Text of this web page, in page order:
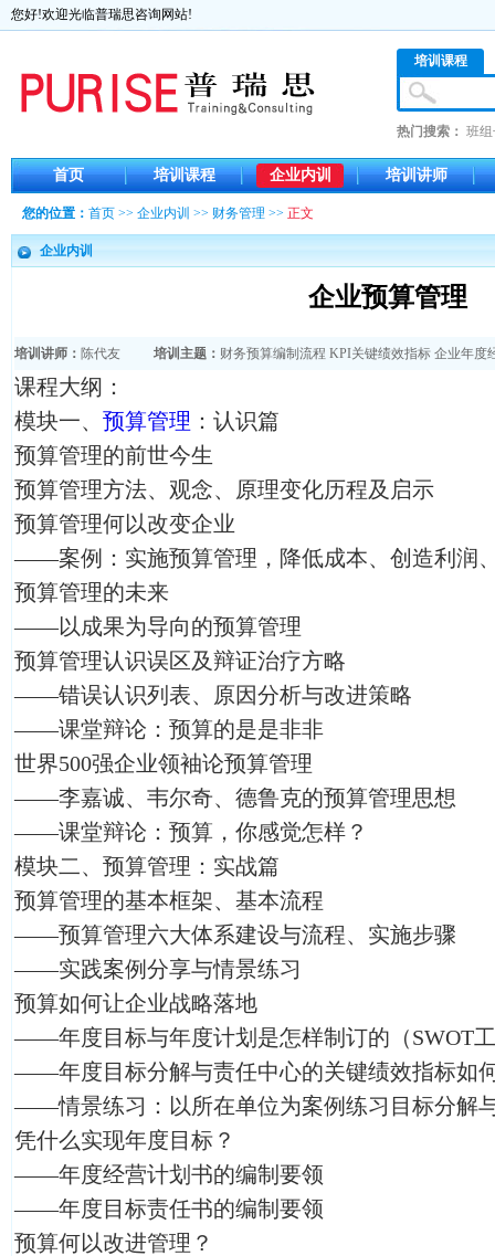
您好!欢迎光临普瑞思咨询网站!
培训课程
热门搜索： 班
首页 培训课程 企业内训 培训讲师
您的位置： 首页 >> 企业内训 >> 财务管理 >> 正文
企业内训
企业预算管理
培训讲师： 陈代友 培训主题： 财务预算编制流程 KPI关键绩效指标 企业年度
课程大纲：
模块一、 预算管理 ：认识篇
预算管理的前世今生
预算管理方法、观念、原理变化历程及启示
预算管理何以改变企业
——案例：实施预算管理，降低成本、创造利润
预算管理的未来
——以成果为导向的预算管理
预算管理认识误区及辩证治疗方略
——错误认识列表、原因分析与改进策略
——课堂辩论：预算的是是非非
世界500强企业领袖论预算管理
——李嘉诚、韦尔奇、德鲁克的预算管理思想
——课堂辩论：预算，你感觉怎样？
模块二、预算管理：实战篇
预算管理的基本框架、基本流程
——预算管理六大体系建设与流程、实施步骤
——实践案例分享与情景练习
预算如何让企业战略落地
——年度目标与年度计划是怎样制订的（SWOT
——年度目标分解与责任中心的关键绩效指标如
——情景练习：以所在单位为案例练习目标分解
凭什么实现年度目标？
——年度经营计划书的编制要领
——年度目标责任书的编制要领
预算何以改进管理？